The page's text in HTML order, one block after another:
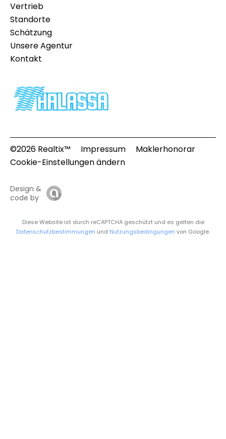
Vertrieb
Standorte
Schätzung
Unsere Agentur
Kontakt
©2026 Realtix™ Impressum
Maklerhonorar
Cookie-Einstellungen ändern
Design &
code by
Diese Website ist durch reCAPTCHA geschützt und es gelten die
Datenschutzbestimmungen und Nutzungsbedingungen von Google.